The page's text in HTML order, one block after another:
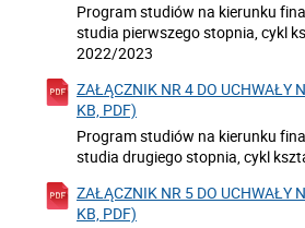
Program studiów na kierunku
studia pierwszego stopnia, cykl
2022/2023
ZAŁĄCZNIK NR 4 DO UCHWAŁY
KB, PDF)
Program studiów na kierunku
studia drugiego stopnia, cykl
ZAŁĄCZNIK NR 5 DO
KB, PDF)